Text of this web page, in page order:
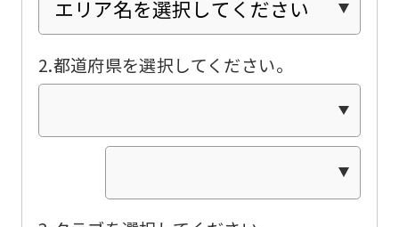
2.都道府県を選択してください。
Click
the
link